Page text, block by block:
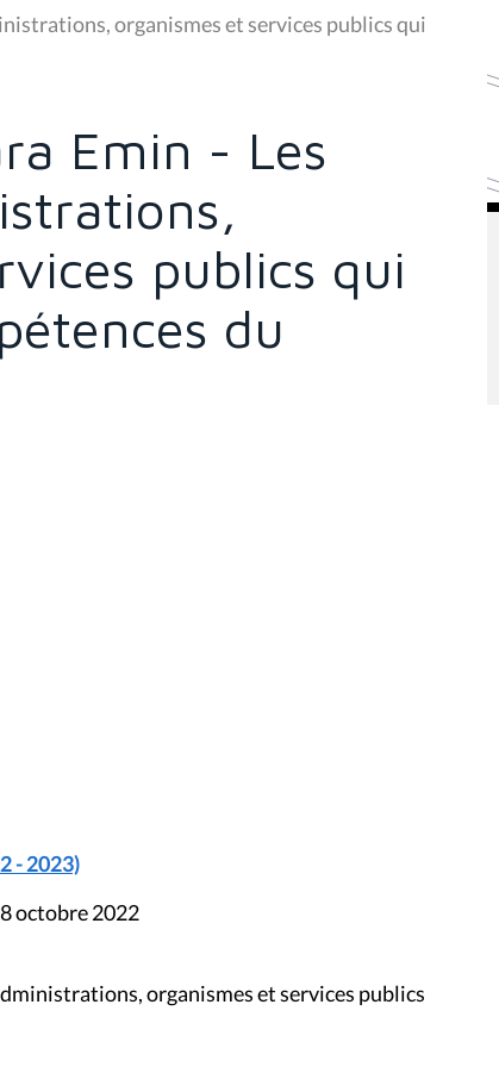
organismes et services publics qui
Emin - Les
publics qui
du
- 2023)
octobre 2022
organismes et services publics